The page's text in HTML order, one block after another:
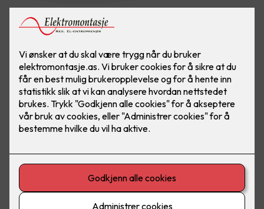
Gode bærekraftsmål i fokus